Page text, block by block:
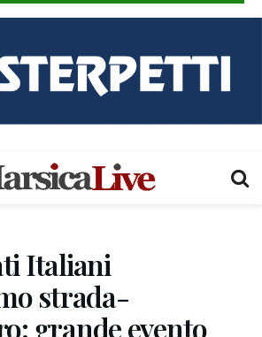
Italiani
strada-
grande evento